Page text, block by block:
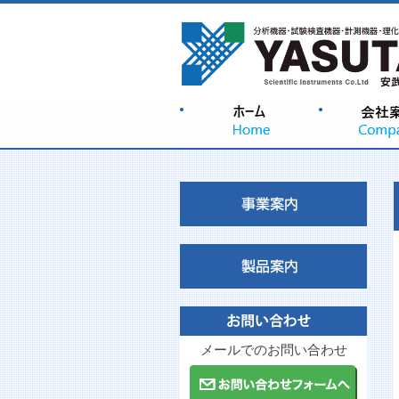
メールでのお問い合わせ